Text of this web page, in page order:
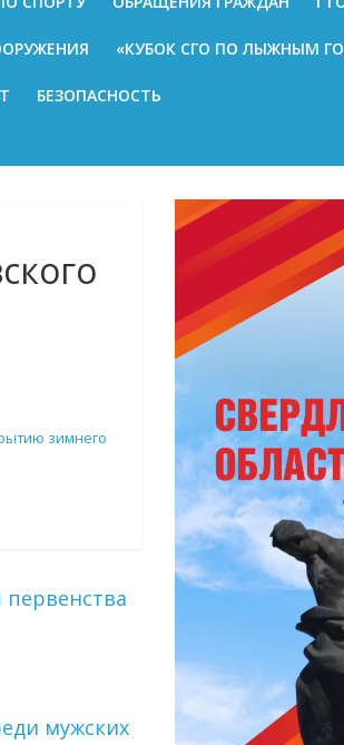
«КУБОК СГО ПО ЛЫЖНЫМ
БЕЗОПАСНОСТЬ
зимнего
первенства
мужских